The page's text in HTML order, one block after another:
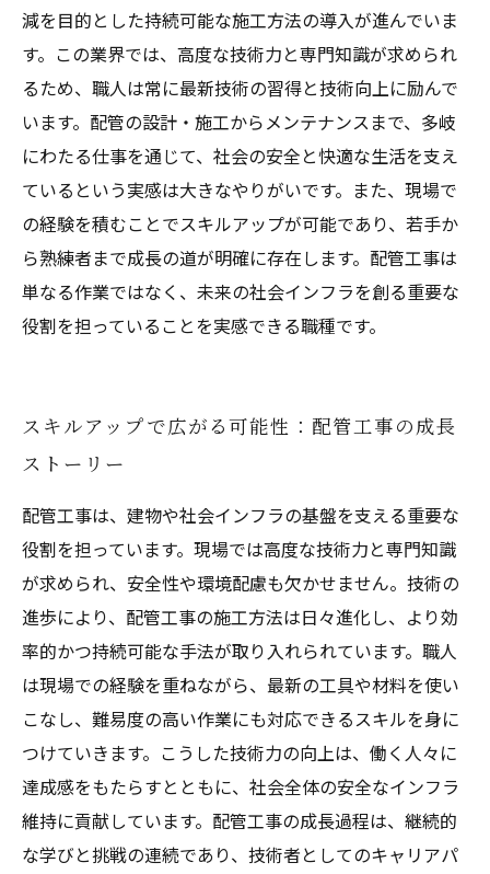
減を目的とした持続可能な施工方法の導入が進んでいま
す。この業界では、高度な技術力と専門知識が求められ
るため、職人は常に最新技術の習得と技術向上に励んで
います。配管の設計・施工からメンテナンスまで、多岐
にわたる仕事を通じて、社会の安全と快適な生活を支え
ているという実感は大きなやりがいです。また、現場で
の経験を積むことでスキルアップが可能であり、若手か
ら熟練者まで成長の道が明確に存在します。配管工事は
単なる作業ではなく、未来の社会インフラを創る重要な
役割を担っていることを実感できる職種です。
スキルアップで広がる可能性：配管工事の成長
ストーリー
配管工事は、建物や社会インフラの基盤を支える重要な
役割を担っています。現場では高度な技術力と専門知識
が求められ、安全性や環境配慮も欠かせません。技術の
進歩により、配管工事の施工方法は日々進化し、より効
率的かつ持続可能な手法が取り入れられています。職人
は現場での経験を重ねながら、最新の工具や材料を使い
こなし、難易度の高い作業にも対応できるスキルを身に
つけていきます。こうした技術力の向上は、働く人々に
達成感をもたらすとともに、社会全体の安全なインフラ
維持に貢献しています。配管工事の成長過程は、継続的
な学びと挑戦の連続であり、技術者としてのキャリアパ